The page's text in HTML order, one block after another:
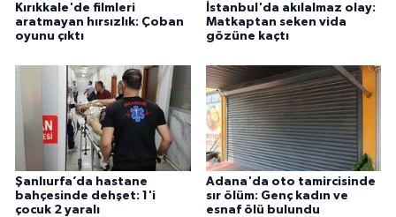
Kırıkkale'de filmleri
aratmayan hırsızlık: Çoban
oyunu çıktı
İstanbul'da akılalmaz olay:
Matkaptan seken vida
gözüne kaçtı
Şanlıurfa’da hastane
bahçesinde dehşet: 1'i
çocuk 2 yaralı
Adana'da oto tamircisinde
sır ölüm: Genç kadın ve
esnaf ölü bulundu